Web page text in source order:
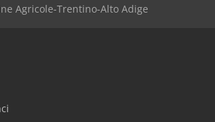
Agricole-Trentino-Alto Adige